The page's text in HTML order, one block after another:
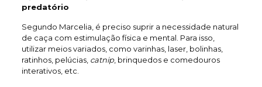
predatório
Segundo Marcelia, é preciso suprir a necessidade natural
de caça com estimulação física e mental. Para isso,
utilizar meios variados, como varinhas, laser, bolinhas,
ratinhos, pelúcias, catnip, brinquedos e comedouros
interativos, etc.